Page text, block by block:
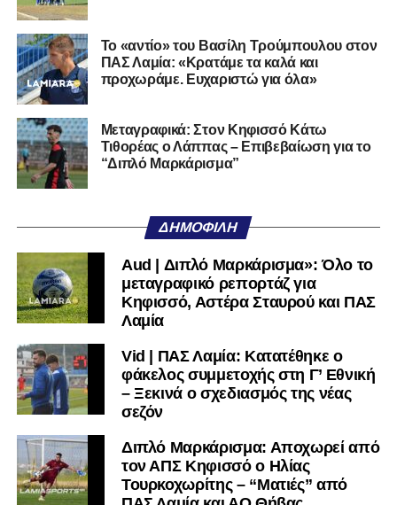
της Serie D στην Ιταλία, όπως οι Nocerina, S. Maria
Cilento και Castrovillari, έχοντας ξεκινήσει την
ποδοσφαιρική του διαδρομή από τον Απόλλωνα Σμύρνης.
Τον καλωσορίζουμε στην οικογένεια του Σαρωνικού και
του ευχόμαστε υγεία και επιτυχίες.»
Ακολουθήστε τοlamiara.grστοGoogle Newsγια να
μαθαίνετε πρώτοι τα κυανόλευκα νέα στην Ελλάδα και τον
Twitterκαι στοInstagram
μαθαίνετε σε χρόνο dt όλα τα νέα.
Το «αντίο» του Βασίλη Τρούμπουλου στον
ΠΑΣ Λαμία: «Κρατάμε τα καλά και
προχωράμε. Ευχαριστώ για όλα»
Μεταγραφικά: Στον Κηφισσό Κάτω
Τιθορέας ο Λάππας – Επιβεβαίωση για το
“Διπλό Μαρκάρισμα”
ΔΗΜΟΦΙΛΉ
Aud | Διπλό Μαρκάρισμα»: Όλο το
μεταγραφικό ρεπορτάζ για
Κηφισσό, Αστέρα Σταυρού και ΠΑΣ
Λαμία
Vid | ΠΑΣ Λαμία: Κατατέθηκε ο
φάκελος συμμετοχής στη Γ’ Εθνική
– Ξεκινά ο σχεδιασμός της νέας
σεζόν
Διπλό Μαρκάρισμα: Αποχωρεί από
τον ΑΠΣ Κηφισσό ο Ηλίας
Τουρκοχωρίτης – “Ματιές” από